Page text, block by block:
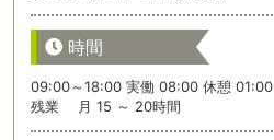
時間
09:00～18:00 実働 08:00 休憩 01:00
残業 月 15 ～ 20時間